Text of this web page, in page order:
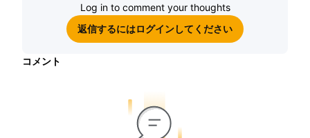
Log in to comment your thoughts
返信するにはログインしてください
コメント